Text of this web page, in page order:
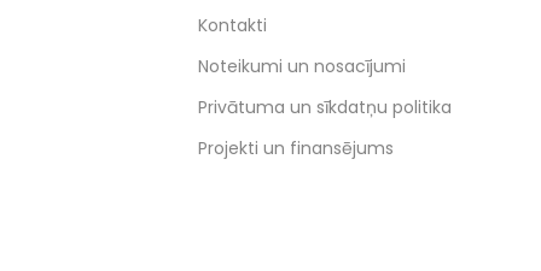
Kontakti
Noteikumi un nosacījumi
Privātuma un sīkdatņu politika
Projekti un finansējums